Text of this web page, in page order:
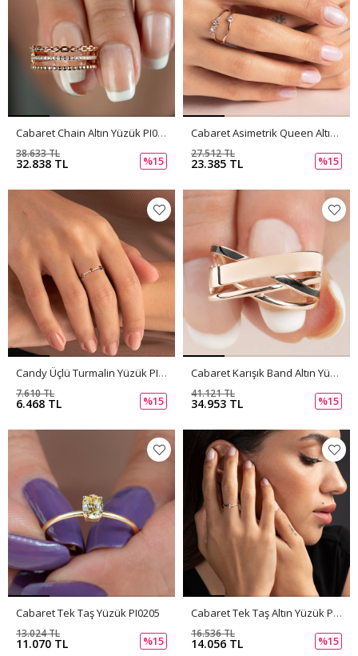
Cabaret Chain Altın Yüzük PI0209
32.838 TL
38.633 TL
%15
Cabaret Asimetrik Queen Altın Yüzük PI0208
23.385 TL
27.512 TL
%15
Candy Üçlü Turmalin Yüzük PI0207
6.468 TL
7.610 TL
%15
Cabaret Karışık Band Altın Yüzük PI0206
34.953 TL
41.121 TL
%15
Cabaret Tek Taş Yüzük PI0205
11.070 TL
13.024 TL
%15
Cabaret Tek Taş Altın Yüzük PI0204
14.056 TL
16.536 TL
%15